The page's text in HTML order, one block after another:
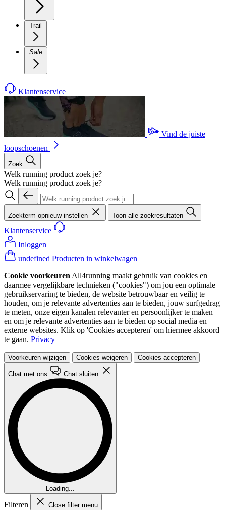
Trail
Sale
Klantenservice
Vind de juiste
loopschoenen
Zoek
Welk running product zoek je?
Welk running product zoek je?
Zoekterm opnieuw instellen Toon alle zoekresultaten
Klantenservice
Inloggen
undefined Producten in winkelwagen
Cookie voorkeuren All4running maakt gebruik van cookies en
daarmee vergelijkbare technieken ("cookies") om jou een optimale
gebruikservaring te bieden, de website betrouwbaar en veilig te
houden, om je relevante advertenties aan te bieden, jouw surfgedrag
te meten, onze eigen kanalen relevanter en persoonlijker te maken
en om je relevante advertenties aan te bieden op social media en
externe websites. Klik op 'Cookies accepteren' om hiermee akkoord
te gaan. Privacy
Voorkeuren wijzigen Cookies weigeren Cookies accepteren
Chat met ons Chat sluiten
Loading...
Filteren Close filter menu